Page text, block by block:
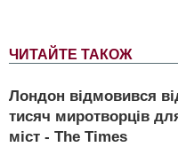
ЧИТАЙТЕ ТАКОЖ
Лондон відмовився
тисяч миротворців
міст - The Times